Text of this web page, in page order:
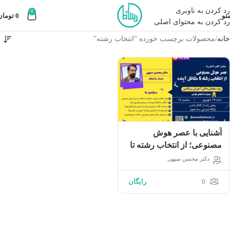
رد کردن به ناوبری
رد کردن به محتوای اصلی
0
0
خانه محصولات برچسب خورده “انتخاب رشته”
آشنایی با عصر هوش
مصنوعی؛ از انتخاب رشته تا
مشاغل آینده
دکتر محسن سپهی
0 رایگان